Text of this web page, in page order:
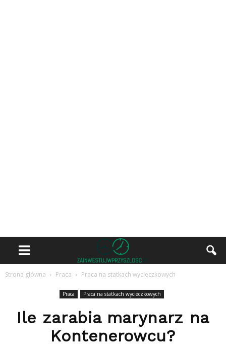
Strona główna Praca Praca na statkach wycieczkowych
Praca Praca na statkach wycieczkowych
Ile zarabia marynarz na
Kontenerowcu?